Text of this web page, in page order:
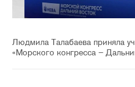
Людмила Талабаева приняла
«Морского конгресса –